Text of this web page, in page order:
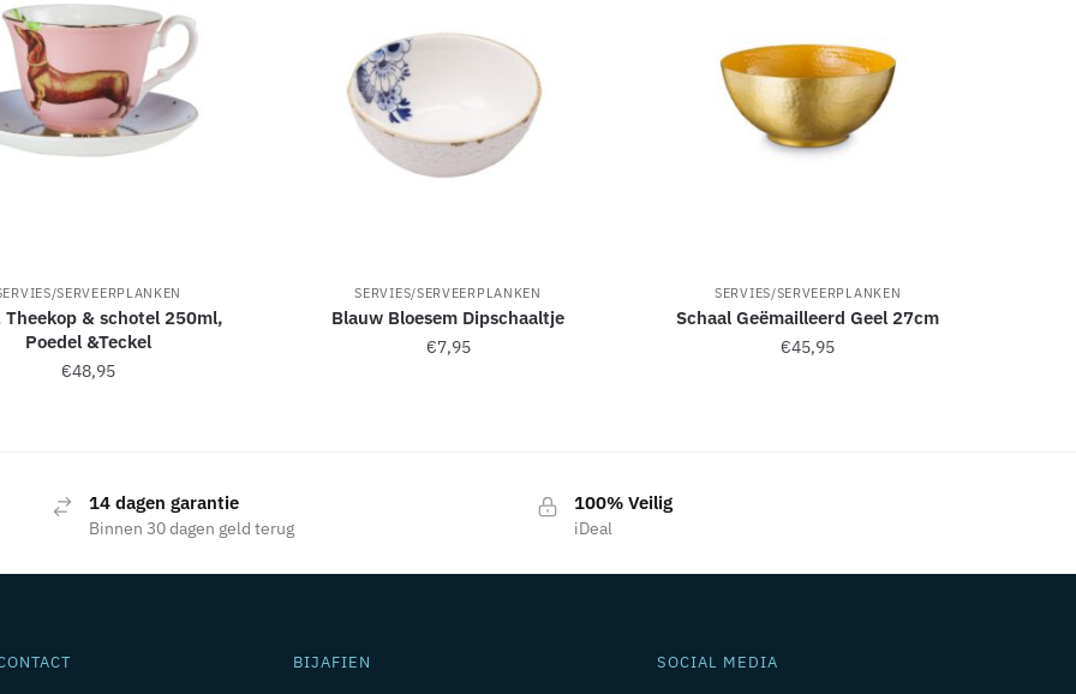
SERVEERPLANKEN
& schotel 250ml,
Poedel &Teckel
€48,95
SERVIES/SERVEERPLANKEN
Blauw Bloesem Dipschaaltje
€7,95
SERVIES/SERVEERPLANKEN
Schaal Geëmailleerd Geel 27cm
€45,95
14 dagen garantie
Binnen 30 dagen geld terug
100% Veilig
iDeal
BIJAFIEN SOCIAL MEDIA